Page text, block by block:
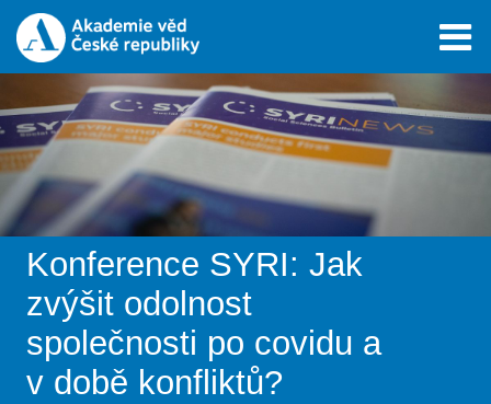
Konference SYRI: Jak
zvýšit odolnost
společnosti po covidu a
v době konfliktů?